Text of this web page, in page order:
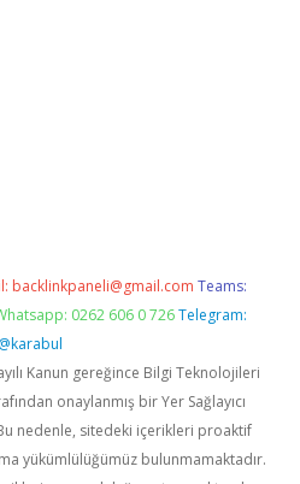
backlinkpaneli@gmail.com Teams:
0262 606 0 726 Telegram:
@karabul
Kanun gereğince Bilgi Teknolojileri
onaylanmış bir Yer Sağlayıcı
nedenle, sitedeki içerikleri proaktif
yükümlülüğümüz bulunmamaktadır.